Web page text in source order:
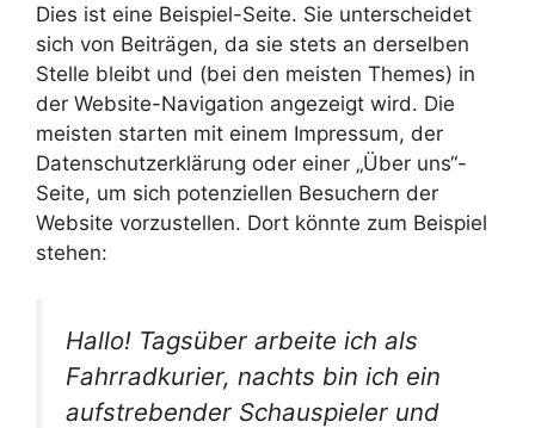
Dies ist eine Beispiel-Seite. Sie unterscheidet
sich von Beiträgen, da sie stets an derselben
Stelle bleibt und (bei den meisten Themes) in
der Website-Navigation angezeigt wird. Die
meisten starten mit einem Impressum, der
Datenschutzerklärung oder einer „Über uns“-
Seite, um sich potenziellen Besuchern der
Website vorzustellen. Dort könnte zum Beispiel
stehen:
Hallo! Tagsüber arbeite ich als
Fahrradkurier, nachts bin ich ein
aufstrebender Schauspieler und